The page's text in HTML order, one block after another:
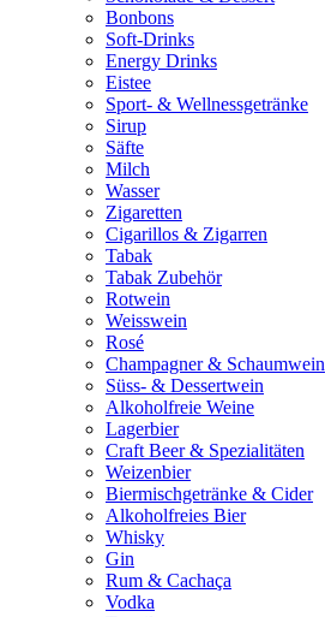
Bonbons
Soft-Drinks
Energy Drinks
Eistee
Sport- & Wellnessgetränke
Sirup
Säfte
Milch
Wasser
Zigaretten
Cigarillos & Zigarren
Tabak
Tabak Zubehör
Rotwein
Weisswein
Rosé
Champagner & Schaumwein
Süss- & Dessertwein
Alkoholfreie Weine
Lagerbier
Craft Beer & Spezialitäten
Weizenbier
Biermischgetränke & Cider
Alkoholfreies Bier
Whisky
Gin
Rum & Cachaça
Vodka